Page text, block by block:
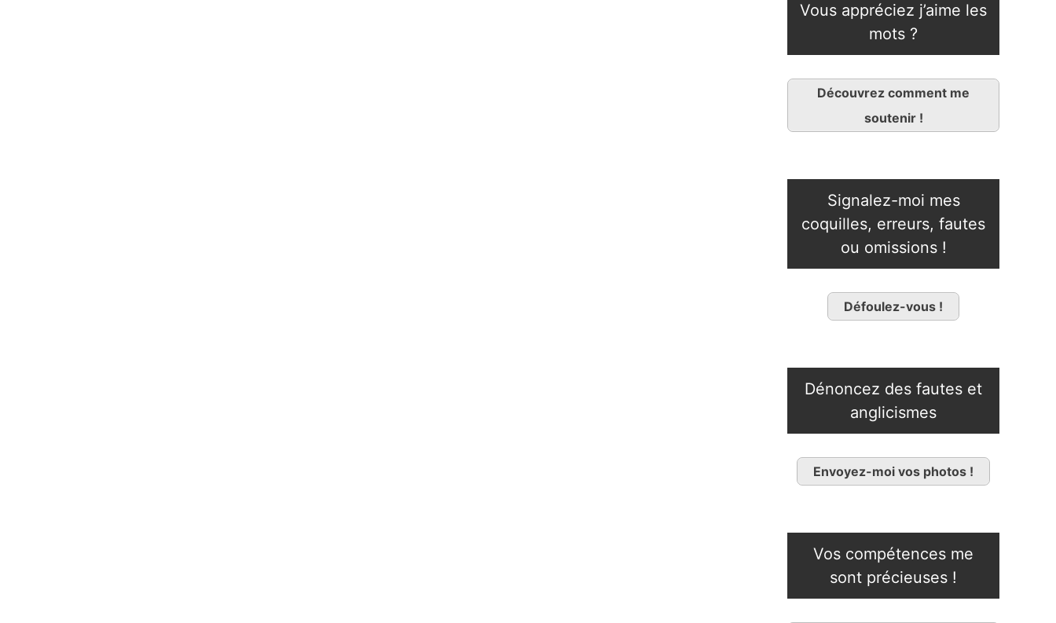
Vous appréciez j’aime les
mots ?
Découvrez comment me
soutenir !
Signalez-moi mes
coquilles, erreurs, fautes
ou omissions !
Défoulez-vous !
Dénoncez des fautes et
anglicismes
Envoyez-moi vos photos !
Vos compétences me
sont précieuses !